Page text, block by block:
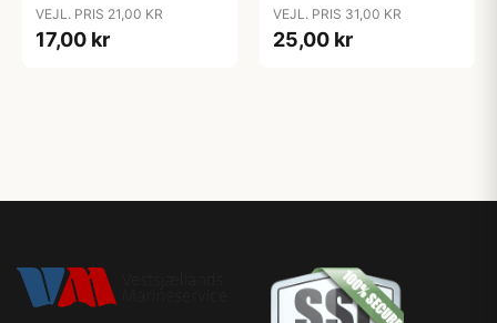
VEJL. PRIS 21,00 KR
17,00 kr
VEJL. PRIS 31,00 KR
25,00 kr